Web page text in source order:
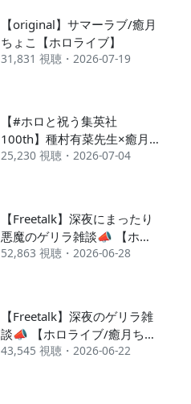
【original】サマーラブ/癒月
ちょこ【ホロライブ】
31,831 視聴・2026-07-19
【#ホロと祝う集英社
100th】種村有菜先生×癒月
ちょこスペシャル対談【ホロ
25,230 視聴・2026-07-04
【Freetalk】深夜にまったり
悪魔のゲリラ雑談📣 【ホロ
ライブ/癒月ちょこ】
52,863 視聴・2026-06-28
【Freetalk】深夜のゲリラ雑
談📣 【ホロライブ/癒月ちょ
こ】
43,545 視聴・2026-06-22